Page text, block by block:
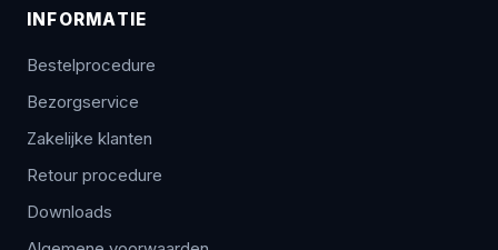
INFORMATIE
Bestelprocedure
Bezorgservice
Zakelijke klanten
Retour procedure
Downloads